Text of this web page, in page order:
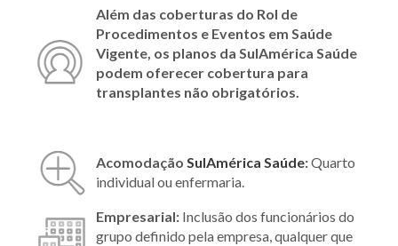
Além das coberturas do Rol de
Procedimentos e Eventos em Saúde
Vigente, os planos da SulAmérica Saúde
podem oferecer cobertura para
transplantes não obrigatórios.
Acomodação SulAmérica Saúde:Quarto
individual ou enfermaria.
Empresarial: Inclusão dos funcionários do
grupo definido pela empresa, qualquer que